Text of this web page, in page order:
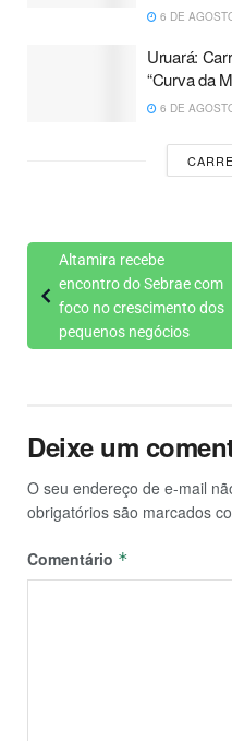
6 DE
Uruará:
“Curva da
6 DE
Altamira recebe
encontro do Sebrae com
foco no crescimento dos
pequenos negócios
Deixe um
O seu endereço de e-mail
obrigatórios são marcados
Comentário *